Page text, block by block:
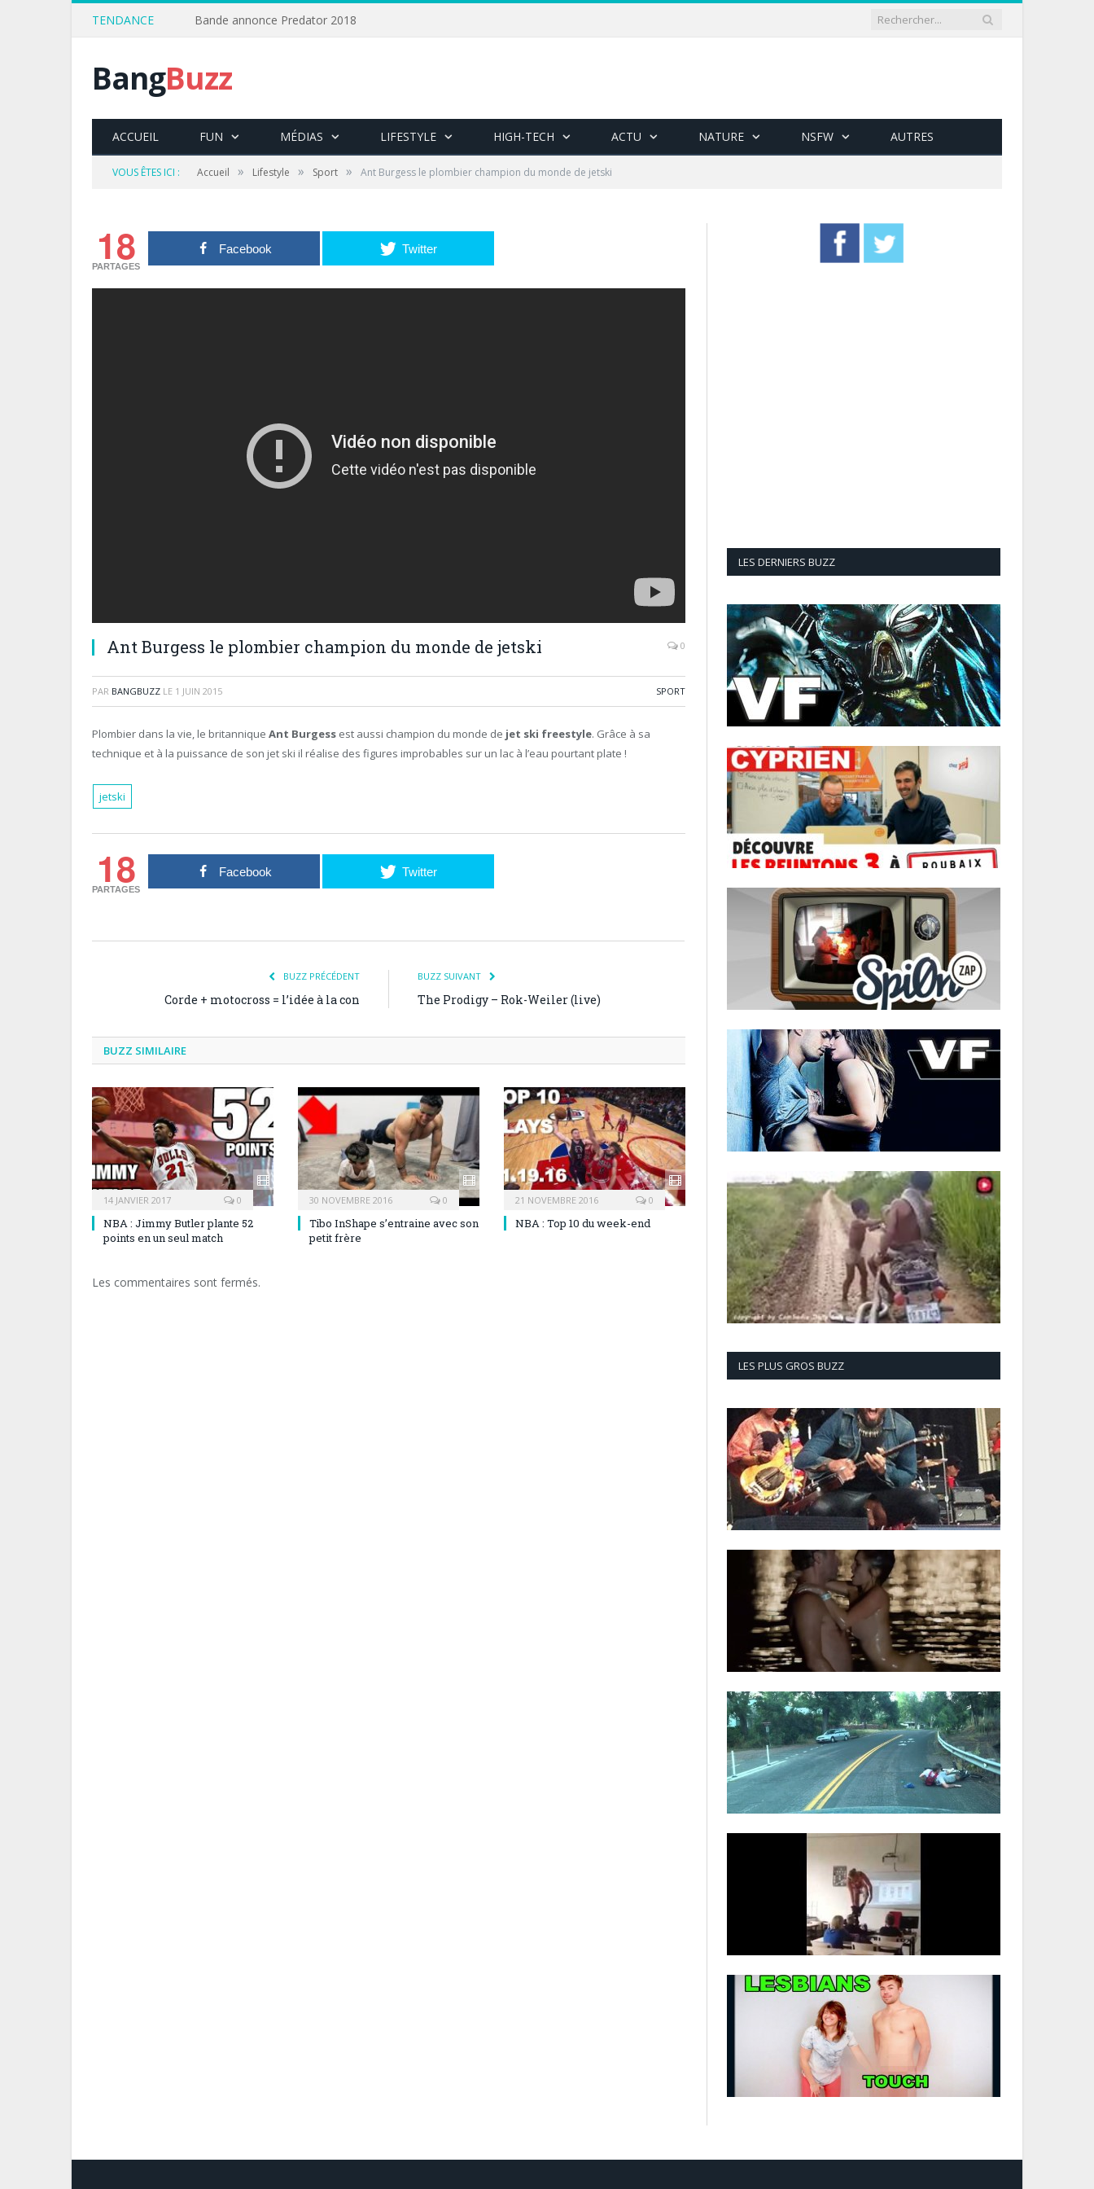
TENDANCE Bande annonce Predator 2018
BangBuzz
ACCUEIL FUN MÉDIAS LIFESTYLE HIGH-TECH ACTU NATURE NSFW AUTRES
VOUS ÊTES ICI : Accueil » Lifestyle » Sport » Ant Burgess le plombier champion du monde de jetski
18
PARTAGES
Facebook Twitter
Ant Burgess le plombier champion du monde de jetski 0
PAR BANGBUZZ LE 1 JUIN 2015 SPORT
Plombier dans la vie, le britannique Ant Burgess est aussi champion du monde de jet ski freestyle. Grâce à sa
technique et à la puissance de son jet ski il réalise des figures improbables sur un lac à l’eau pourtant plate !
jetski
18
PARTAGES
Facebook Twitter
BUZZ PRÉCÉDENT
Corde + motocross = l’idée à la con
BUZZ SUIVANT
The Prodigy – Rok-Weiler (live)
BUZZ SIMILAIRE
14 JANVIER 2017 0
NBA : Jimmy Butler plante 52
points en un seul match
30 NOVEMBRE 2016 0
Tibo InShape s’entraine avec son
petit frère
21 NOVEMBRE 2016 0
NBA : Top 10 du week-end
Les commentaires sont fermés.
LES DERNIERS BUZZ
LES PLUS GROS BUZZ